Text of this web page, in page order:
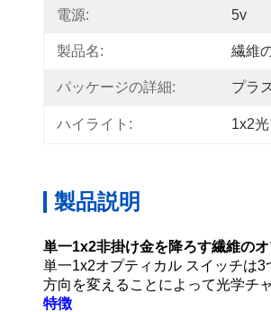
電源: 5v
製品名: 繊維
パッケージの詳細: プラ
ハイライト: 1x2
製品説明
単一1x2非掛け金を降ろす繊維の
単一1x2オプティカル スイッチは
方向を変えることによって光学チ
特徴